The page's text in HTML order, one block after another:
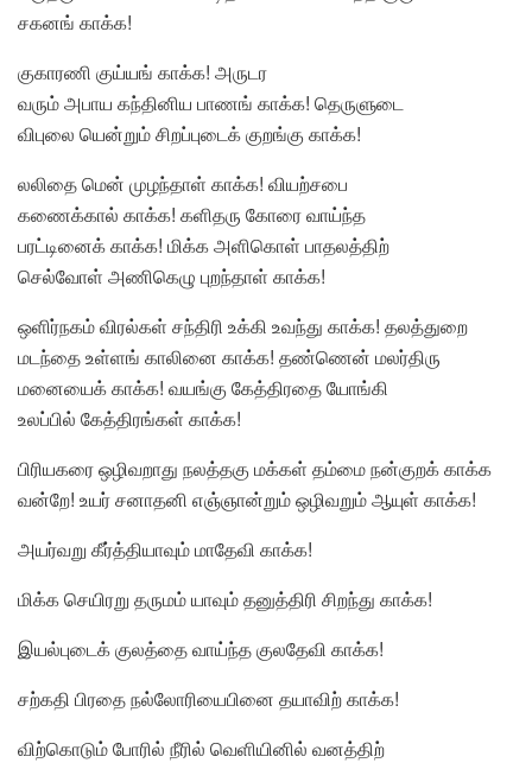
சகனங் காக்க!
குகாரணி குய்யங் காக்க! அருடர
வரும் அபாய கந்தினிய பாணங் காக்க! தெருளுடை
விபுலை யென்றும் சிறப்புடைக் குறங்கு காக்க!
லலிதை மென் முழந்தாள் காக்க! வியற்சபை
கணைக்கால் காக்க! களிதரு கோரை வாய்ந்த
பரட்டினைக் காக்க! மிக்க அளிகொள் பாதலத்திற்
செல்வோள் அணிகெழு புறந்தாள் காக்க!
ஒளிர்நகம் விரல்கள் சந்திரி உக்கி உவந்து காக்க! தலத்துறை
மடந்தை உள்ளங் காலினை காக்க! தண்ணென் மலர்திரு
மனையைக் காக்க! வயங்கு கேத்திரதை யோங்கி
உலப்பில் கேத்திரங்கள் காக்க!
பிரியகரை ஒழிவறாது நலத்தகு மக்கள் தம்மை நன்குறக் காக்க
வன்றே! உயர் சனாதனி எஞ்ஞான்றும் ஒழிவறும் ஆயுள் காக்க!
அயர்வறு கீர்த்தியாவும் மாதேவி காக்க!
மிக்க செயிரறு தருமம் யாவும் தனுத்திரி சிறந்து காக்க!
இயல்புடைக் குலத்தை வாய்ந்த குலதேவி காக்க!
சற்கதி பிரதை நல்லோரியைபினை தயாவிற் காக்க!
விற்கொடும் போரில் நீரில் வெளியினில் வனத்திற்